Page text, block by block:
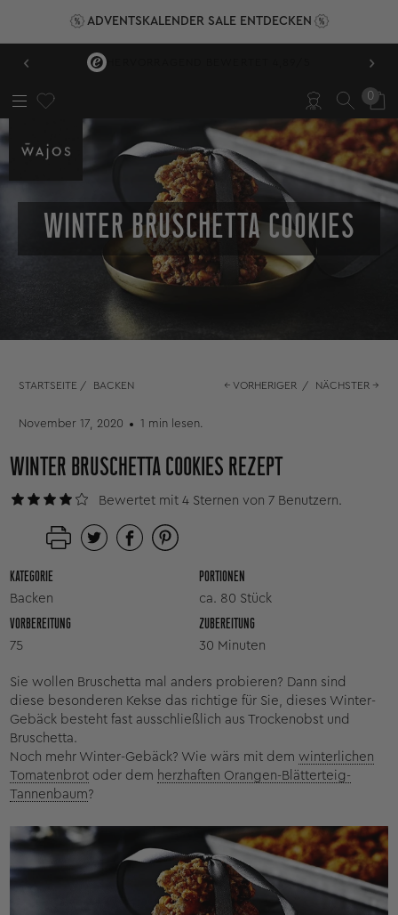
ADVENTSKALENDER SALE ENTDECKEN
‹ ›
0
WINTER BRUSCHETTA COOKIES
STARTSEITE / BACKEN ← VORHERIGER / NÄCHSTER →
November 17, 2020 1 min lesen.
WINTER BRUSCHETTA COOKIES REZEPT
Bewertet mit 4 Sternen von 7 Benutzern.
KATEGORIE
Backen
PORTIONEN
ca. 80 Stück
VORBEREITUNG
75
ZUBEREITUNG
30 Minuten
Sie wollen Bruschetta mal anders probieren? Dann sind
diese besonderen Kekse das richtige für Sie, dieses Winter-
Gebäck besteht fast ausschließlich aus Trockenobst und
Bruschetta.
Noch mehr Winter-Gebäck? Wie wärs mit demwinterlichen
Tomatenbrot oder dem herzhaften Orangen-Blätterteig-
Tannenbaum?